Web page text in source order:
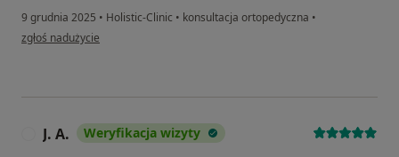
9 grudnia 2025 • Holistic-Clinic • konsultacja ortopedyczna •
w opinii użytkownika Aleksandra
zgłoś nadużycie
J. A. Weryfikacja wizyty